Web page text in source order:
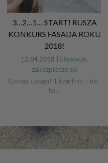
3…2…1… START! RUSZA
KONKURS FASADA ROKU
2018!
12.04.2018 | Elewacje,
zabezpieczenia
Uwaga, uwaga! 1 kwietnia – nie,
to...